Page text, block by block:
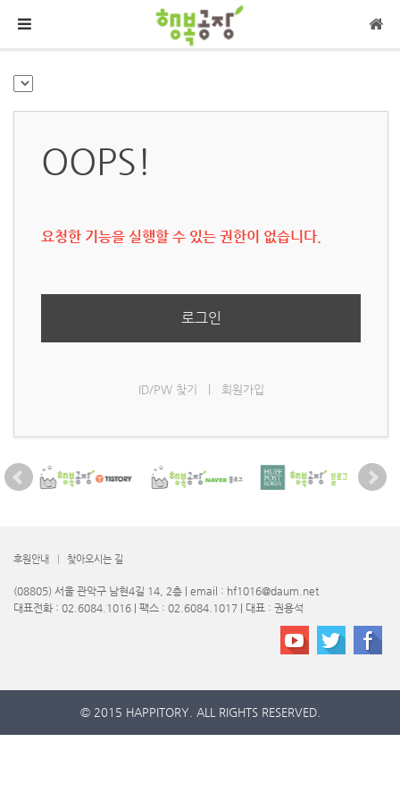
OOPS!
요청한 기능을 실행할 수 있는 권한이 없습니다.
로그인
ID/PW 찾기 회원가입
후원안내 찾아오시는 길
(08805) 서울 관악구 남현4길 14, 2층 | email : hf1016@daum.net
대표전화 : 02.6084.1016 | 팩스 : 02.6084.1017 | 대표 : 권용석
© 2015 HAPPITORY. ALL RIGHTS RESERVED.